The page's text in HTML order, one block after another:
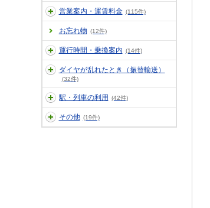
営業案内・運賃料金 (115件)
お忘れ物 (12件)
運行時間・乗換案内 (14件)
ダイヤが乱れたとき（振替輸送）
(32件)
駅・列車の利用 (42件)
その他 (19件)